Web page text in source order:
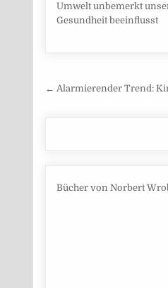
Umwelt unbemerkt
Gesundheit beeinflusst
← Alarmierender Trend:
Bücher von Norbert